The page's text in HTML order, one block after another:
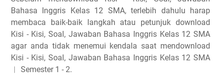
Bahasa Inggris Kelas 12 SMA, terlebih dahulu harap
membaca baik-baik langkah atau petunjuk download
Kisi - Kisi, Soal, Jawaban Bahasa Inggris Kelas 12 SMA
agar anda tidak menemui kendala saat mendownload
Kisi - Kisi, Soal, Jawaban Bahasa Inggris Kelas 12 SMA
︱ Semester 1 - 2.